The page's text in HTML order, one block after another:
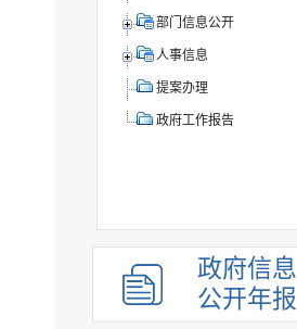
部门信息公开
人事信息
提案办理
政府工作报告
政府信息
公开年报